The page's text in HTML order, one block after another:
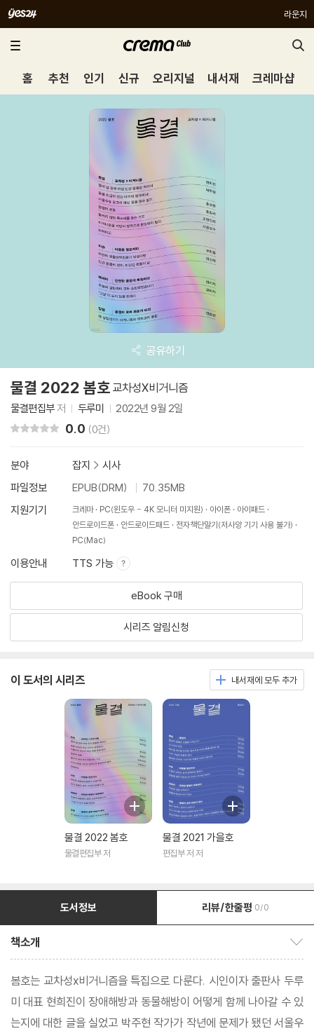
라운지
홈 추천 인기 신규 오리지널 내서재 크레마샵
공유하기
물결 2022 봄호 교차성X비거니즘
물결편집부저 두루미 2022년 9월 2일
0.0 (0건)
분야 잡지 > 시사
파일정보
EPUB(DRM)
70.35MB
지원기기
크레마 PC(윈도우 - 4K 모니터 미지원) 아이폰
아이패드
안드로이드폰
안드로이드패드
전자책단말기(저사양 기기 사용 불가)
PC(Mac)
이용안내 TTS 가능
eBook 구매
시리즈 알림신청
이 도서의 시리즈 내서재에 모두 추가
물결 2022 봄호
물결편집부 저
물결 2021 가을호
편집부 저 저
도서정보 리뷰/한줄평 0/0
책소개
봄호는 교차성x비거니즘을 특집으로 다룬다. 시인이자 출판사 두루
미 대표 현희진이 장애해방과 동물해방이 어떻게 함께 나아갈 수 있
는지에 대한 글을 실었고 박주현 작가가 작년에 문제가 됐던 서울우